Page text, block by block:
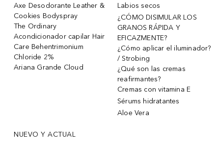
Axe Desodorante Leather &
Cookies Bodyspray
The Ordinary
Acondicionador capilar Hair
Care Behentrimonium
Chloride 2%
Ariana Grande Cloud
Labios secos
¿CÓMO DISIMULAR LOS
GRANOS RÁPIDA Y
EFICAZMENTE?
¿Cómo aplicar el iluminador?
/ Strobing
¿Qué son las cremas
reafirmantes?
Cremas con vitamina E
Sérums hidratantes
Aloe Vera
NUEVO Y ACTUAL